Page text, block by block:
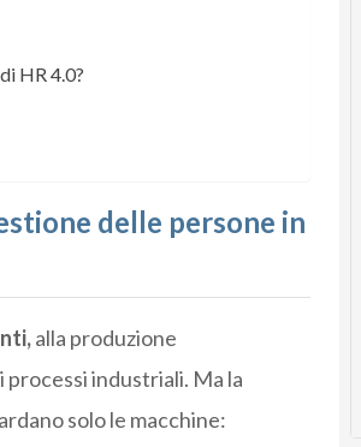
HR 4.0?
delle persone in
alla produzione
processi industriali. Ma la
solo le macchine: